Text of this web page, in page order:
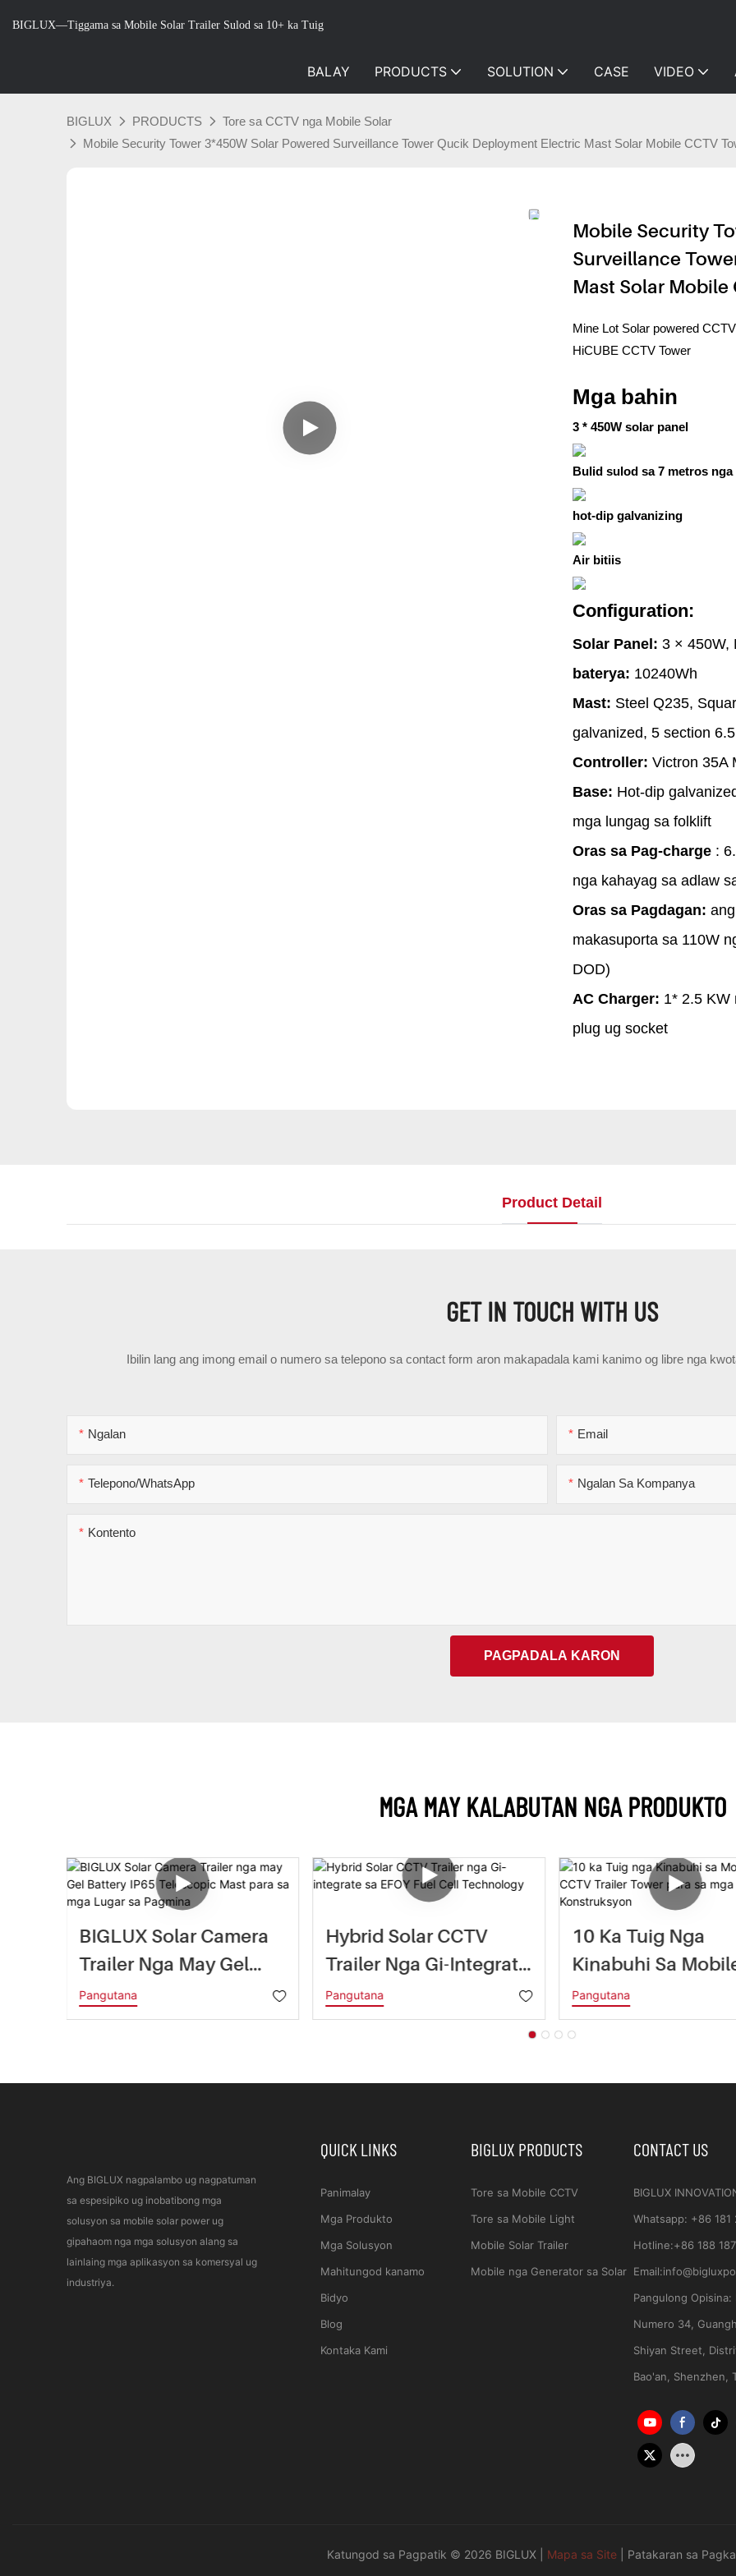
BIGLUX—Tiggama sa Mobile Solar Trailer Sulod sa 10+ ka Tuig
BALAY PRODUCTS SOLUTION CASE VIDEO
BIGLUX PRODUCTS
Tore sa CCTV nga Mobile Solar
Mobile Security Tower 3*450W Solar Powered Surveillance Tower Qucik Deployment Electric Mast Solar Mobile CCTV
Mobile Security
Surveillance
Mast Solar Mobile
Mine Lot Solar powered
HiCUBE CCTV Tower
Mga bahin
3 * 450W solar panel
Bulid sulod sa 7 metros
hot-dip galvanizing
Air bitiis
Configuration:
Solar Panel: 3 × 450W,
baterya: 10240Wh
Mast: Steel Q235,
galvanized, 5 section
Controller: Victron 35A
Base: Hot-dip
mga lungag sa folklift
Oras sa Pag-charge :
nga kahayag sa adlaw
Oras sa Pagdagan:
makasuporta sa 110W
DOD)
AC Charger: 1* 2.5 KW
plug ug socket
Product Detail
GET IN TOUCH WITH US
Ibilin lang ang imong email o numero sa telepono sa contact form aron makapadala kami kanimo og libre nga
Ngalan Email
Telepono/WhatsApp Ngalan Sa Kompanya
Kontento
PAGPADALA KARON
MGA MAY KALABUTAN NGA PRODUKTO
BIGLUX Solar Camera
Trailer Nga May Gel
Battery IP65 Telescopic
Mast Para Sa Mga
Pangutana
Hybrid Solar CCTV
Trailer Nga Gi-Integrate
Sa EFOY Fuel Cell
Technology
Pangutana
10 Ka Tuig Nga
Kinabuhi Sa
Solar CCTV Trailer
Tower Para Sa
Pangutana
Ang BIGLUX nagpalambo ug nagpatuman
sa espesipiko ug inobatibong mga
solusyon sa mobile solar power ug
gipahaom nga mga solusyon alang sa
lainlaing mga aplikasyon sa komersyal ug
industriya.
QUICK LINKS
Panimalay
Mga Produkto
Mga Solusyon
Mahitungod kanamo
Bidyo
Blog
Kontaka Kami
BIGLUX PRODUCTS
Tore sa Mobile CCTV
Tore sa Mobile Light
Mobile Solar Trailer
Mobile nga Generator sa Solar
CONTACT US
BIGLUX
Whatsapp: +86 181
Hotline:+86 188
Email:
Pangulong Opisina:
Numero 34,
Shiyan Street,
Bao'an, Shenzhen,
Katungod sa Pagpatik © 2026 BIGLUX | Mapa sa Site Patakaran sa